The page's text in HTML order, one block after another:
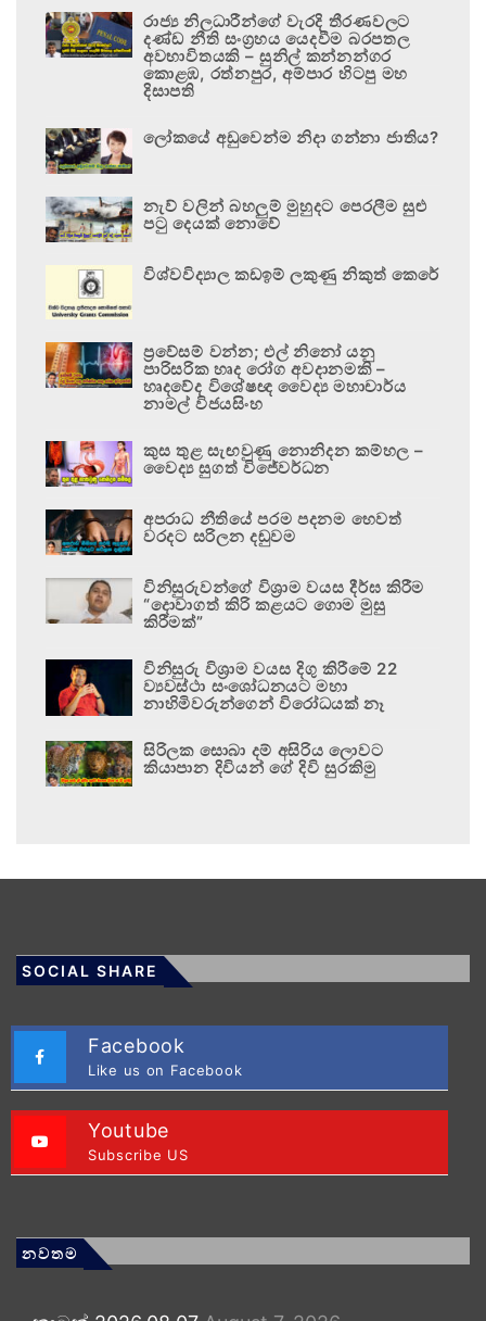
රාජ්‍ය නිලධාරීන්ගේ වැරදි තීරණවලට
දණ්ඩ නීති සංග්‍රහය යෙදවීම බරපතල
අවභාවිතයකි – සුනිල් කන්නන්ගර
කොළඹ, රත්නපුර, අම්පාර හිටපු මහ
දිසාපති
ලෝකයේ අඩුවෙන්ම නිදා ගන්නා ජාතිය?
නැව් වලින් බහලුම් මුහුදට පෙරලීම සුළු
පටු දෙයක් නොවේ
විශ්වවිද්‍යාල කඩඉම් ලකුණු නිකුත් කෙරේ
ප්‍රවේසම් වන්න; එල් නිනෝ යනු
පාරිසරික හෘද රෝග අවදානමකි –
හෘදවේද විශේෂඥ වෛද්‍ය මහාචාර්ය
නාමල් විජයසිංහ
කුස තුළ සැඟවුණු නොනිදන කම්හල –
වෛද්‍ය සුගත් විජේවර්ධන
අපරාධ නීතියේ පරම පදනම හෙවත්
වරදට සරිලන දඬුවම
විනිසුරුවන්ගේ විශ්‍රාම වයස දීර්ඝ කිරීම
“දොවාගත් කිරි කළයට ගොම මුසු
කිරීමක්”
විනිසුරු විශ්‍රාම වයස දිගු කිරීමේ 22
ව්‍යවස්ථා සංශෝධනයට මහා
නාහිමිවරුන්ගෙන් විරෝධයක් නෑ
සිරිලක සොබා දම් අසිරිය ලොවට
කියාපාන දිවියන් ගේ දිවි සුරකිමු
SOCIAL SHARE
Facebook
Like us on Facebook
Youtube
Subscribe US
නවතම